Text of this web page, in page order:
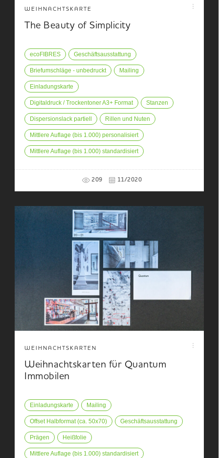
WEIHNACHTSKARTE
The Beauty of Simplicity
ecoFIBRES Geschäftsausstattung
Briefumschläge - unbedruckt Mailing
Einladungskarte
Digitaldruck / Trockentoner A3+ Format Stanzen
Dispersionslack partiell Rillen und Nuten
Mittlere Auflage (bis 1.000) personalisiert
Mittlere Auflage (bis 1.000) standardisiert
209 11/2020
WEIHNACHTSKARTEN
Weihnachtskarten für Quantum
Immobilen
Einladungskarte Mailing
Offset Halbformat (ca. 50x70) Geschäftsausstattung
Prägen Heißfolie
Mittlere Auflage (bis 1.000) standardisiert